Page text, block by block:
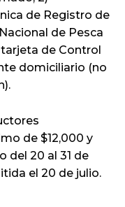
de Registro de
de Pesca
de Control
domiciliario (no
de $12,000 y
del 20 al 31 de
el 20 de julio.